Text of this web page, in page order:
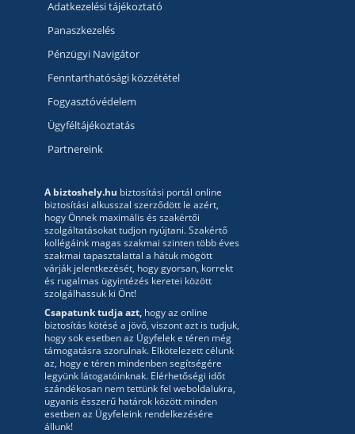
Adatkezelési tájékoztató
Panaszkezelés
Pénzügyi Navigátor
Fenntarthatósági közzététel
Fogyasztóvédelem
Ügyféltájékoztatás
Partnereink
A biztoshely.hu biztosítási portál online
biztosítási alkusszal szerződött le azért,
hogy Önnek maximális és szakértői
szolgáltatásokat tudjon nyújtani. Szakértő
kollégáink magas szakmai szinten több éves
szakmai tapasztalattal a hátuk mögött
várják jelentkezését, hogy gyorsan, korrekt
és rugalmas ügyintézés keretei között
szolgálhassuk ki Önt!
Csapatunk tudja azt, hogy az online
biztosítás kötésé a jövő, viszont azt is tudjuk,
hogy sok esetben az Ügyfelek e téren még
támogatásra szorulnak. Elkötelezett célunk
az, hogy e téren mindenben segítségére
legyünk látogatóinknak. Elérhetőségi időt
szándékosan nem tettünk fel weboldalukra,
ugyanis ésszerű határok között minden
esetben az Ügyfeleink rendelkezésére
állunk!